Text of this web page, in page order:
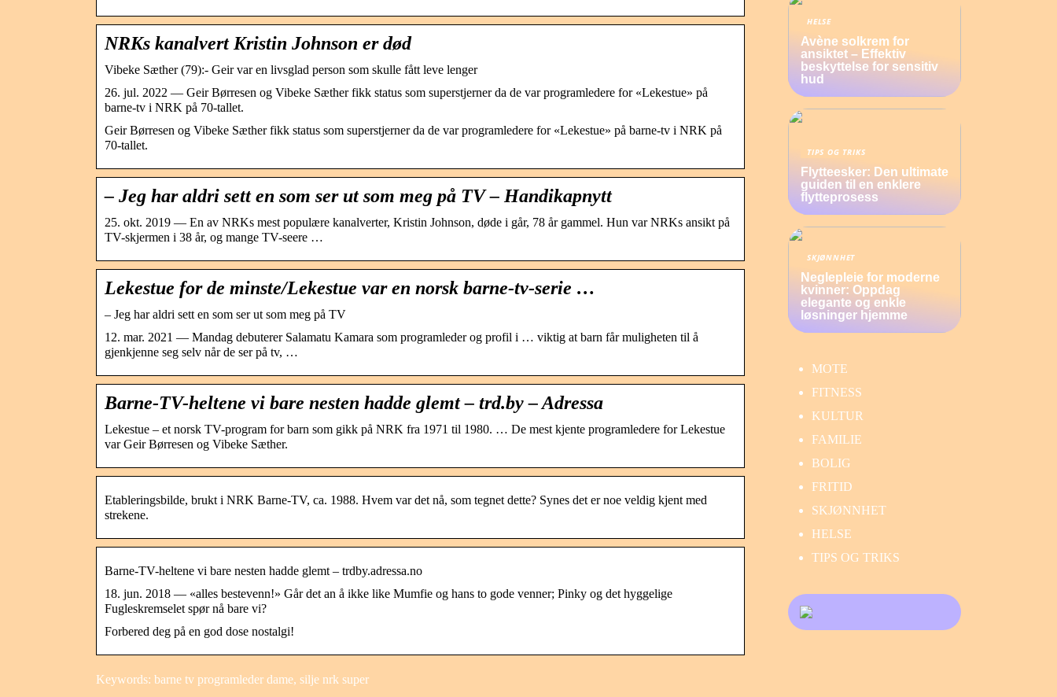
NRKs kanalvert Kristin Johnson er død
Vibeke Sæther (79):- Geir var en livsglad person som skulle fått leve lenger
26. jul. 2022 — Geir Børresen og Vibeke Sæther fikk status som superstjerner da de var programledere for «Lekestue» på
barne-tv i NRK på 70-tallet.
Geir Børresen og Vibeke Sæther fikk status som superstjerner da de var programledere for «Lekestue» på barne-tv i NRK på
70-tallet.
– Jeg har aldri sett en som ser ut som meg på TV – Handikapnytt
25. okt. 2019 — En av NRKs mest populære kanalverter, Kristin Johnson, døde i går, 78 år gammel. Hun var NRKs ansikt på
TV-skjermen i 38 år, og mange TV-seere …
Lekestue for de minste/Lekestue var en norsk barne-tv-serie …
– Jeg har aldri sett en som ser ut som meg på TV
12. mar. 2021 — Mandag debuterer Salamatu Kamara som programleder og profil i … viktig at barn får muligheten til å
gjenkjenne seg selv når de ser på tv, …
Barne-TV-heltene vi bare nesten hadde glemt – trd.by – Adressa
Lekestue – et norsk TV-program for barn som gikk på NRK fra 1971 til 1980. … De mest kjente programledere for Lekestue
var Geir Børresen og Vibeke Sæther.
Etableringsbilde, brukt i NRK Barne-TV, ca. 1988. Hvem var det nå, som tegnet dette? Synes det er noe veldig kjent med
strekene.
Barne-TV-heltene vi bare nesten hadde glemt – trdby.adressa.no
18. jun. 2018 — «alles bestevenn!» Går det an å ikke like Mumfie og hans to gode venner; Pinky og det hyggelige
Fugleskremselet spør nå bare vi?
Forbered deg på en god dose nostalgi!
Keywords: barne tv programleder dame, silje nrk super
HELSE
Avène solkrem for
ansiktet – Effektiv
beskyttelse for sensitiv
hud
TIPS OG TRIKS
Flytteesker: Den ultimate
guiden til en enklere
flytteprosess
SKJØNNHET
Neglepleie for moderne
kvinner: Oppdag
elegante og enkle
løsninger hjemme
MOTE
FITNESS
KULTUR
FAMILIE
BOLIG
FRITID
SKJØNNHET
HELSE
TIPS OG TRIKS